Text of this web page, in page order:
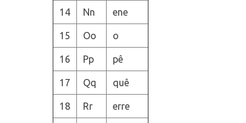
14 Nn ene
15 Oo o
16 Pp pê
17 Qq quê
18 Rr erre